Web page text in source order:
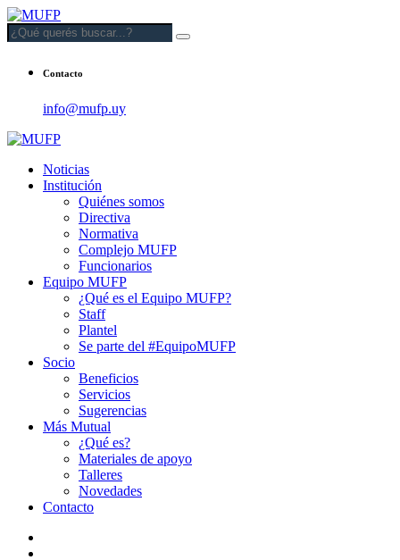
Contacto
info@mufp.uy
Noticias
Institución
Quiénes somos
Directiva
Normativa
Complejo MUFP
Funcionarios
Equipo MUFP
¿Qué es el Equipo MUFP?
Staff
Plantel
Se parte del #EquipoMUFP
Socio
Beneficios
Servicios
Sugerencias
Más Mutual
¿Qué es?
Materiales de apoyo
Talleres
Novedades
Contacto